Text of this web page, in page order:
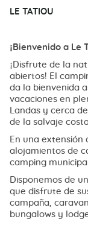
LE TATIOU
¡Bienvenido a Le
¡Disfrute de la
abiertos! El
da la bienvenida
vacaciones en
Landas y cerca
de la salvaje
En una extensión
alojamientos de
camping
Disponemos de
que disfrute de
campaña,
bungalows y